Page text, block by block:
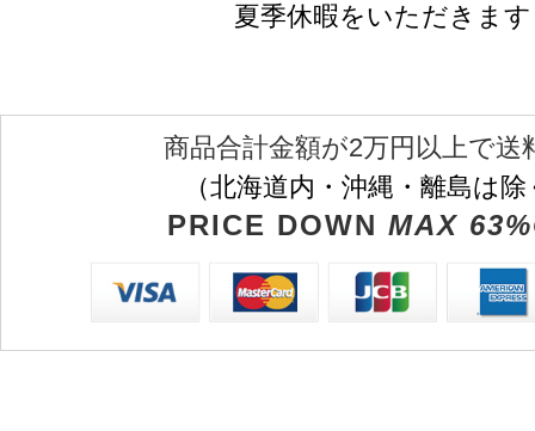
夏季休暇をいただきます
商品合計金額が2万円以上で送
（北海道内・沖縄・離島は
PRICE DOWN MAX